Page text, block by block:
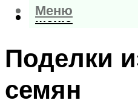
Меню
Меню
Поделки
семян